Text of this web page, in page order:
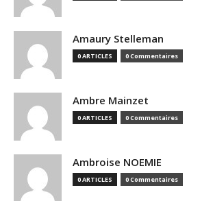
Amaury Stelleman
0 ARTICLES 0 Commentaires
Ambre Mainzet
0 ARTICLES 0 Commentaires
Ambroise NOEMIE
0 ARTICLES 0 Commentaires